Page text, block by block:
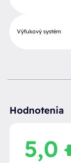
Výfukový systém
Hodnotenia
5,0